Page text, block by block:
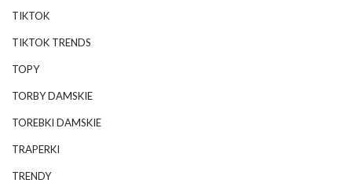
TIKTOK
TIKTOK TRENDS
TOPY
TORBY DAMSKIE
TOREBKI DAMSKIE
TRAPERKI
TRENDY